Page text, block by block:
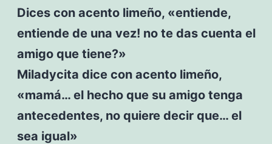
Dices con acento limeño, «entiende,
entiende de una vez! no te das cuenta el
amigo que tiene?»
Miladycita dice con acento limeño,
«mamá… el hecho que su amigo tenga
antecedentes, no quiere decir que… el
sea igual»